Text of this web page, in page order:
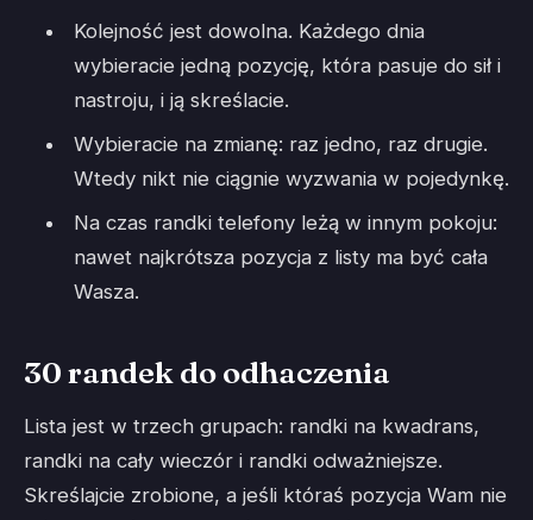
Kolejność jest dowolna. Każdego dnia
wybieracie jedną pozycję, która pasuje do sił i
nastroju, i ją skreślacie.
Wybieracie na zmianę: raz jedno, raz drugie.
Wtedy nikt nie ciągnie wyzwania w pojedynkę.
Na czas randki telefony leżą w innym pokoju:
nawet najkrótsza pozycja z listy ma być cała
Wasza.
30 randek do odhaczenia
Lista jest w trzech grupach: randki na kwadrans,
randki na cały wieczór i randki odważniejsze.
Skreślajcie zrobione, a jeśli któraś pozycja Wam nie